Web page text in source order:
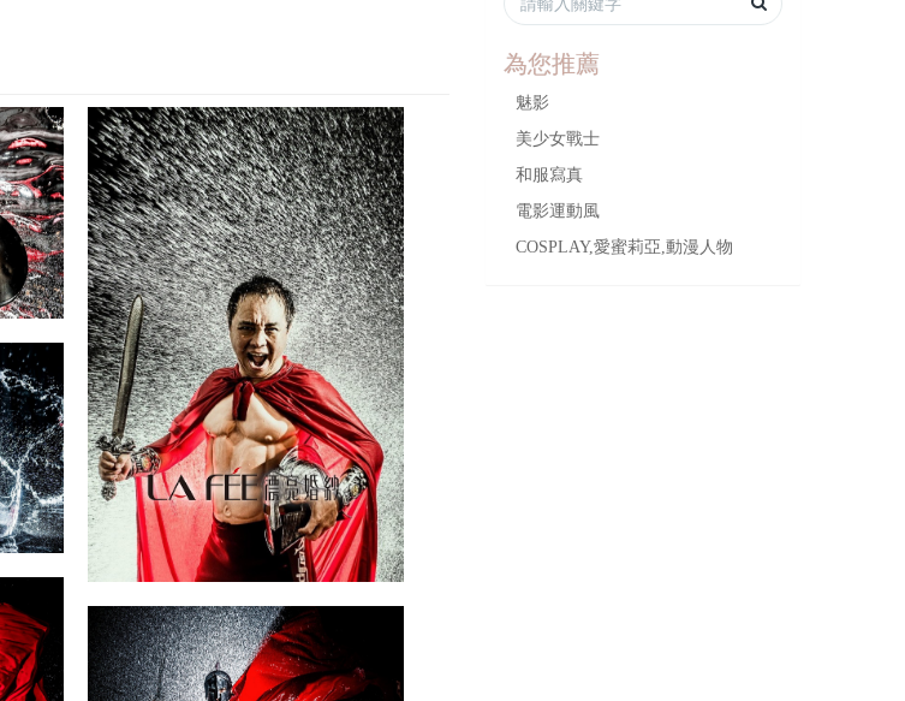
為您推薦
魅影
美少女戰士
和服寫真
電影運動風
COSPLAY,愛蜜莉亞,動漫人物